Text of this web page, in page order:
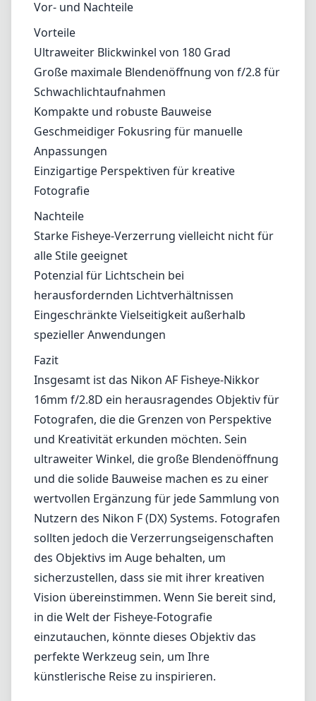
Vor- und Nachteile
Vorteile
Ultraweiter Blickwinkel von 180 Grad
Große maximale Blendenöffnung von f/2.8 für
Schwachlichtaufnahmen
Kompakte und robuste Bauweise
Geschmeidiger Fokusring für manuelle
Anpassungen
Einzigartige Perspektiven für kreative
Fotografie
Nachteile
Starke Fisheye-Verzerrung vielleicht nicht für
alle Stile geeignet
Potenzial für Lichtschein bei
herausfordernden Lichtverhältnissen
Eingeschränkte Vielseitigkeit außerhalb
spezieller Anwendungen
Fazit
Insgesamt ist das Nikon AF Fisheye-Nikkor
16mm f/2.8D ein herausragendes Objektiv für
Fotografen, die die Grenzen von Perspektive
und Kreativität erkunden möchten. Sein
ultraweiter Winkel, die große Blendenöffnung
und die solide Bauweise machen es zu einer
wertvollen Ergänzung für jede Sammlung von
Nutzern des Nikon F (DX) Systems. Fotografen
sollten jedoch die Verzerrungseigenschaften
des Objektivs im Auge behalten, um
sicherzustellen, dass sie mit ihrer kreativen
Vision übereinstimmen. Wenn Sie bereit sind,
in die Welt der Fisheye-Fotografie
einzutauchen, könnte dieses Objektiv das
perfekte Werkzeug sein, um Ihre
künstlerische Reise zu inspirieren.